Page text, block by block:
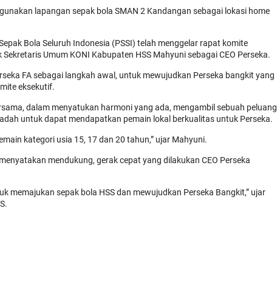
lapangan sepak bola SMAN 2 Kandangan sebagai lokasi home
Bola Seluruh Indonesia (PSSI) telah menggelar rapat komite
Umum KONI Kabupaten HSS Mahyuni sebagai CEO Perseka.
FA sebagai langkah awal, untuk mewujudkan Perseka bangkit yang
eksekutif.
dalam menyatukan harmoni yang ada, mengambil sebuah peluang
untuk dapat mendapatkan pemain lokal berkualitas untuk Perseka.
kategori usia 15, 17 dan 20 tahun,” ujar Mahyuni.
mendukung, gerak cepat yang dilakukan CEO Perseka
memajukan sepak bola HSS dan mewujudkan Perseka Bangkit,” ujar